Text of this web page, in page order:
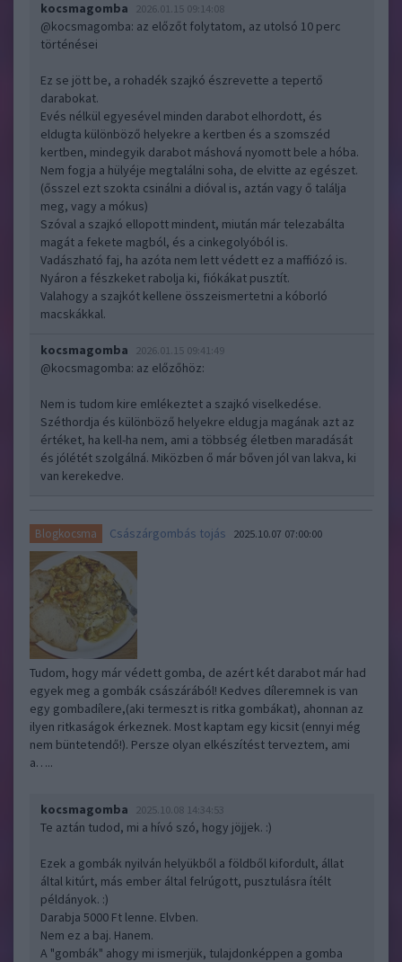
kocsmagomba 2026.01.15 09:14:08
@kocsmagomba: az előzőt folytatom, az utolsó 10 perc
történései
Ez se jött be, a rohadék szajkó észrevette a tepertő
darabokat.
Evés nélkül egyesével minden darabot elhordott, és
eldugta különböző helyekre a kertben és a szomszéd
kertben, mindegyik darabot máshová nyomott bele a hóba.
Nem fogja a hülyéje megtalálni soha, de elvitte az egészet.
(ősszel ezt szokta csinálni a dióval is, aztán vagy ő találja
meg, vagy a mókus)
Szóval a szajkó ellopott mindent, miután már telezabálta
magát a fekete magból, és a cinkegolyóból is.
Vadászható faj, ha azóta nem lett védett ez a maffiózó is.
Nyáron a fészkeket rabolja ki, fiókákat pusztít.
Valahogy a szajkót kellene összeismertetni a kóborló
macskákkal.
kocsmagomba 2026.01.15 09:41:49
@kocsmagomba: az előzőhöz:
Nem is tudom kire emlékeztet a szajkó viselkedése.
Széthordja és különböző helyekre eldugja magának azt az
értéket, ha kell-ha nem, ami a többség életben maradását
és jólétét szolgálná. Miközben ő már bőven jól van lakva, ki
van kerekedve.
Blogkocsma Császárgombás tojás 2025.10.07 07:00:00
Tudom, hogy már védett gomba, de azért két darabot már had
egyek meg a gombák császárából! Kedves díleremnek is van
egy gombadílere,(aki termeszt is ritka gombákat), ahonnan az
ilyen ritkaságok érkeznek. Most kaptam egy kicsit (ennyi még
nem büntetendő!). Persze olyan elkészítést terveztem, ami
a…..
kocsmagomba 2025.10.08 14:34:53
Te aztán tudod, mi a hívó szó, hogy jöjjek. :)
Ezek a gombák nyilván helyükből a földből kifordult, állat
által kitúrt, más ember által felrúgott, pusztulásra ítélt
példányok. :)
Darabja 5000 Ft lenne. Elvben.
Nem ez a baj. Hanem.
A "gombák" ahogy mi ismerjük, tulajdonképpen a gomba